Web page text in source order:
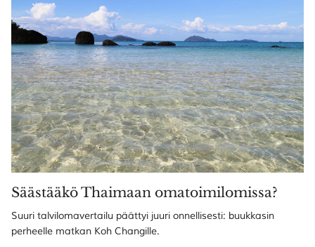
Säästääkö Thaimaan omatoimilomissa?
Suuri talvilomavertailu päättyi juuri onnellisesti: buukkasin
perheelle matkan Koh Changille.